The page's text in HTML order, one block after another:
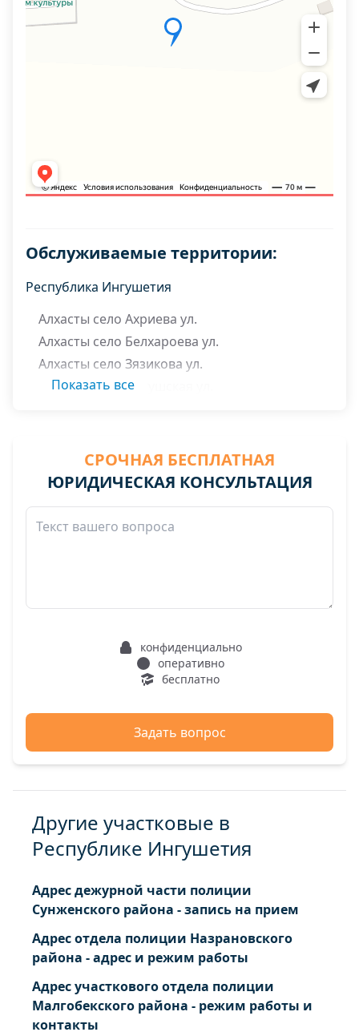
Обслуживаемые территории:
Республика Ингушетия
Алхасты село Ахриева ул.
Алхасты село Белхароева ул.
Алхасты село Зязикова ул.
Алхасты село Ингушская ул.
Алхасты село Школьная ул.
Показать все
СРОЧНАЯ БЕСПЛАТНАЯ
ЮРИДИЧЕСКАЯ КОНСУЛЬТАЦИЯ
конфиденциально
оперативно
бесплатно
Задать вопрос
Другие участковые в
Республике Ингушетия
Адрес дежурной части полиции
Сунженского района - запись на прием
Адрес отдела полиции Назрановского
района - адрес и режим работы
Адрес участкового отдела полиции
Малгобекского района - режим работы и
контакты